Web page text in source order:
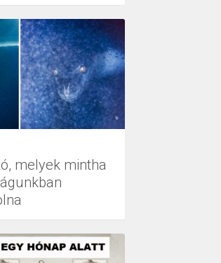
melyek mintha